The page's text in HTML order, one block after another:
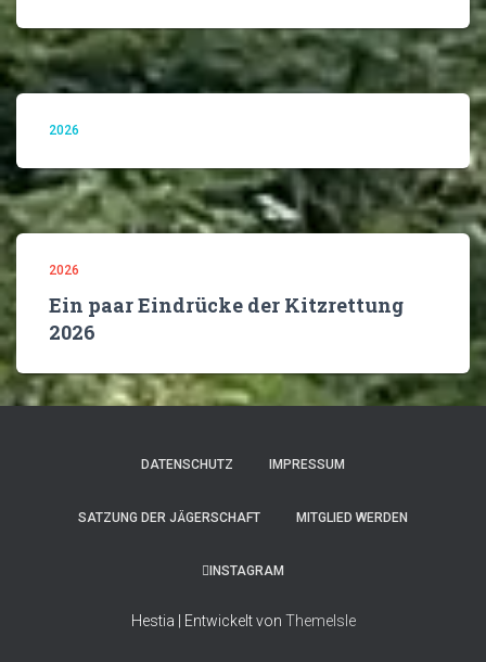
2026
2026
Ein paar Eindrücke der Kitzrettung
2026
DATENSCHUTZ IMPRESSUM
SATZUNG DER JÄGERSCHAFT MITGLIED WERDEN
INSTAGRAM
Hestia | Entwickelt von ThemeIsle